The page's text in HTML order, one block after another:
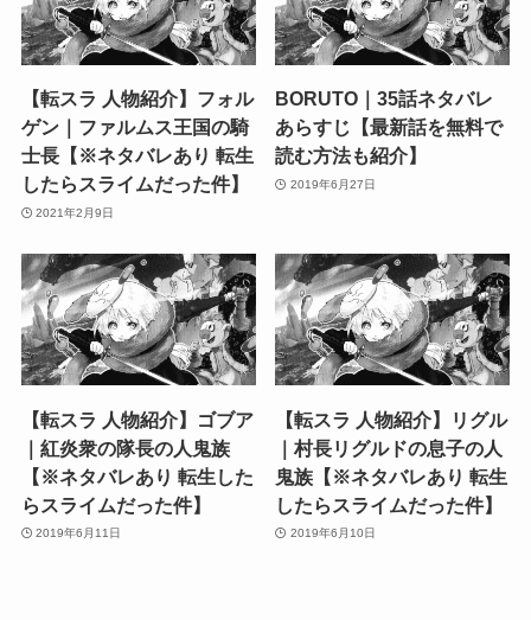
【転スラ 人物紹介】フォル
ゲン｜ファルムス王国の騎
士長【※ネタバレあり 転生
したらスライムだった件】
2021年2月9日
BORUTO｜35話ネタバレ
あらすじ【最新話を無料で
読む方法も紹介】
2019年6月27日
【転スラ 人物紹介】ゴブア
｜紅炎衆の隊長の人鬼族
【※ネタバレあり 転生した
らスライムだった件】
2019年6月11日
【転スラ 人物紹介】リグル
｜村長リグルドの息子の人
鬼族【※ネタバレあり 転生
したらスライムだった件】
2019年6月10日